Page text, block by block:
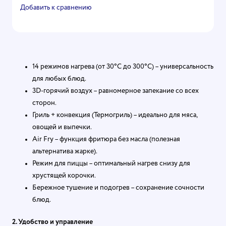
Добавить к сравнению
14 режимов нагрева (от 30°C до 300°C) – универсальность
для любых блюд.
3D-горячий воздух – равномерное запекание со всех
сторон.
Гриль + конвекция (Термогриль) – идеально для мяса,
овощей и выпечки.
Air Fry – функция фритюра без масла (полезная
альтернатива жарке).
Режим для пиццы – оптимальный нагрев снизу для
хрустящей корочки.
Бережное тушение и подогрев – сохранение сочности
блюд.
2. Удобство и управление